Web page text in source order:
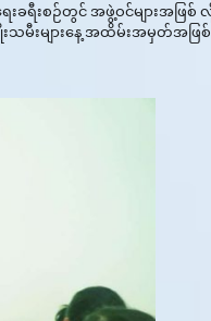
းခရီးစဉ်တွင် အဖွဲ့ဝင်များအဖ
းများနေ့ အထိမ်းအမှတ်အဖြစ်